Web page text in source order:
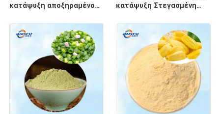
κατάψυξη αποξηραμένο
ποιότητα φυσικό πράσινο
χρώμα FD λαχανική σκόνη
για αρτοποιία
κατάψυξη Στεγασμένη
Φυσικό χρώμα τροφίμων &
πρώτες ύλες για
τηγανίτες